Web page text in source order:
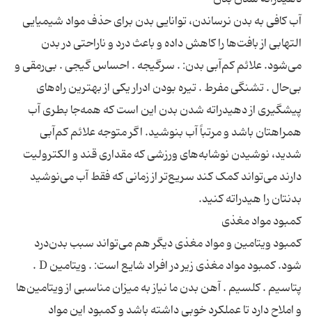
آب کافی به بدن نرساندن، توانایی بدن برای حذف مواد شیمیایی
التهابی از بافت‌ها را کاهش داده و باعث درد و ناراحتی در بدن
می‌شود. علائم کم‌آبی بدن: . سرگیجه . احساس گیجی . بی‌رمقی و
بی‌حال . تشنگی مفرط . تیره بودن ادرار یکی از بهترین راه‌های
پیشگیری از دهیدراته شدن بدن این است که همه‌جا بطری آب
همراهتان باشد و مرتباً آب بنوشید. اگر متوجه علائم کم‌آبی
شدید، نوشیدن نوشابه‌های ورزشی که مقداری قند و الکترولیت
دارند می‌تواند کمک کند سریع‌تر از زمانی که فقط آب می‌نوشید
کمبود ویتامین و مواد مغذی دیگر هم می‌تواند سبب بدن‌درد
شود. کمبود مواد مغذی زیر در افراد شایع است: . ویتامین D .
پتاسیم . کلسیم . آهن بدن ما نیاز به میزان مناسبی از ویتامین‌ها
و املاح دارد تا عملکرد خوبی داشته باشد و کمبود این مواد